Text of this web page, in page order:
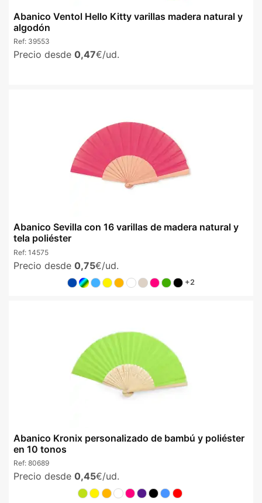
Abanico Ventol Hello Kitty varillas madera natural y
algodón
Ref: 39553
Precio desde 0,47€/ud.
Abanico Sevilla con 16 varillas de madera natural y
tela poliéster
Ref: 14575
Precio desde 0,75€/ud.
+2
Abanico Kronix personalizado de bambú y poliéster
en 10 tonos
Ref: 80689
Precio desde 0,45€/ud.